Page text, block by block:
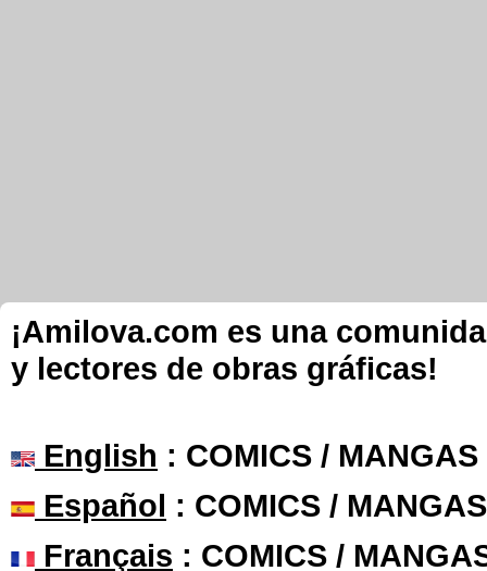
¡Amilova.com es una
y lectores de obras gráficas!
English : COMICS /
Español : COMICS /
Français : COMICS /